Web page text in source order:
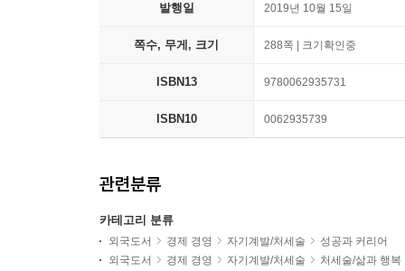
발행일 2019년 10월 15일
쪽수, 무게, 크기 288쪽 | 크기확인중
ISBN13 9780062935731
ISBN10 0062935739
관련분류
카테고리 분류
외국도서 경제 경영 자기계발/처세술
성공과 커리어
외국도서
경제 경영 자기계발/처세술
처세술/삶과 행복